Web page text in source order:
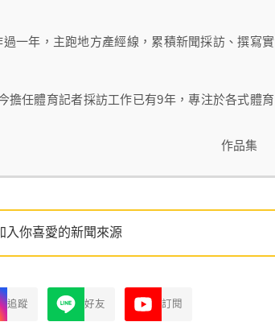
一年，主跑地方產經線，累積新聞採訪、撰寫實
擔任體育記者採訪工作已有9年，專注於各式體育
作品集
入你喜愛的新聞來源
追蹤 好友 訂閱